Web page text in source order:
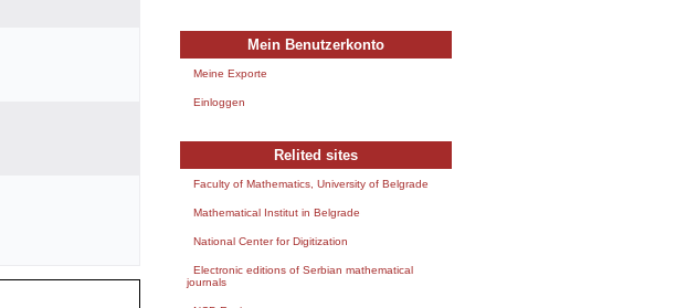
Mein Benutzerkonto
Meine Exporte
Einloggen
Relited sites
Faculty of Mathematics, University of Belgrade
Mathematical Institut in Belgrade
National Center for Digitization
Electronic editions of Serbian mathematical
journals